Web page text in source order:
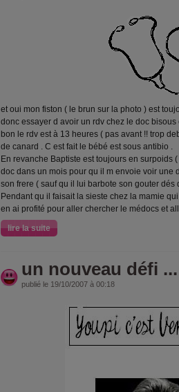
et oui mon fiston ( le brun sur la photo ) est
donc essayer d avoir un rdv chez le doc bisous
bon le rdv est à 13 heures ( pas avant !! trop
de canard . C est fait le bébé est sous antibio .
En revanche Baptiste est toujours en surpoids
doc dans un mois pour qu il m envoie voir une
son frere ( sauf qu il lui barbote son gouter dés
Pendant qu il faisait la sieste chez la mamie
en ai profité pour aller chercher le médocs et
lire la suite
un nouveau défi
publié le 19/10/2007 à 00:18